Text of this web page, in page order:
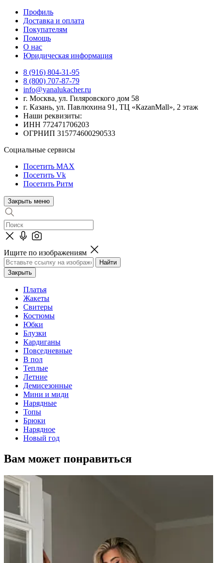
Профиль
Доставка и оплата
Покупателям
Помощь
О нас
Юридическая информация
8 (916) 804-31-95
8 (800) 707-87-79
info@yanalukacher.ru
г. Москва, ул. Гиляровского дом 58
г. Казань, ул. Павлюхина 91, ТЦ «КazanMall», 2 этаж
Наши реквизиты:
ИНН 772471706203
ОГРНИП 315774600290533
Социальные сервисы
Посетить MAX
Посетить Vk
Посетить Ритм
Закрыть меню
Ищите по изображениям
Закрыть
Платья
Жакеты
Свитеры
Костюмы
Юбки
Блузки
Кардиганы
Повседневные
В пол
Теплые
Летние
Демисезонные
Мини и миди
Нарядные
Топы
Брюки
Нарядное
Новый год
Вам может понравиться